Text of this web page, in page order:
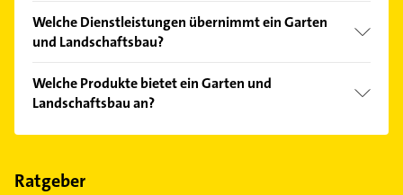
Bitte beachten Sie, dass diese an Sonn- und
Feiertagen abweichen können.
Welche Dienstleistungen übernimmt ein Garten
und Landschaftsbau?
Natursteinarbeiten und Pflasterarbeiten.
Welche Produkte bietet ein Garten und
Landschaftsbau an?
Das Angebot umfasst unter anderem
Ratgeber